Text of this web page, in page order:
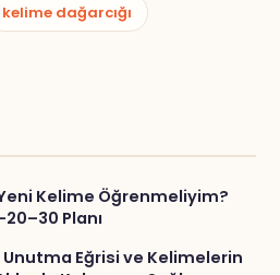
kelime dağarcığı
Kelime Öğrenmeliyim?
Planı
Eğrisi ve Kelimelerin